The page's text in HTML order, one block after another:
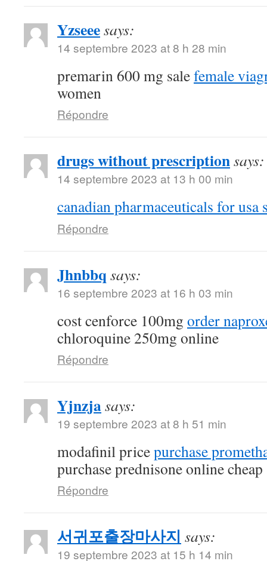
Yzseeesays:
14 septembre 2023 at 8 h 28 min
premarin 600 mg salefemale
women
Répondre
drugs without prescriptionsays:
14 septembre 2023 at 13 h 00 min
canadian pharmaceuticals for usa
Répondre
Jhnbbq says:
16 septembre 2023 at 16 h 03 min
cost cenforce 100mg order
chloroquine 250mg online
Répondre
Yjnzjasays:
19 septembre 2023 at 8 h 51 min
modafinil pricepurchase
purchase prednisone online cheap
Répondre
서귀포출장마사지 says:
19 septembre 2023 at 15 h 14 min